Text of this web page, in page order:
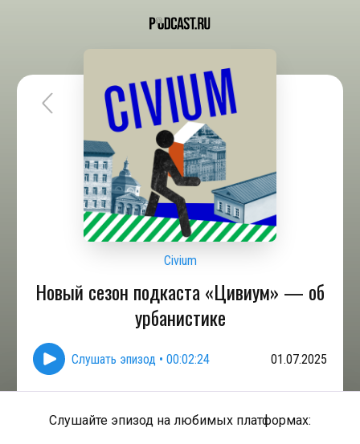
Civium
Новый сезон подкаста «Цивиум» — об
урбанистике
Слушать эпизод • 00:02:24 01.07.2025
Слушайте эпизод на любимых платформах: